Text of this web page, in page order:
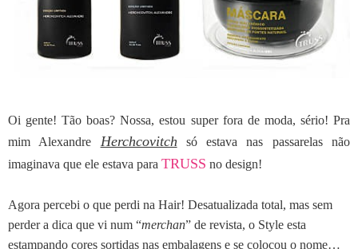
Oi gente! Tão boas?Nossa, estou super fora de moda, sério!Pra
mim Alexandre Herchcovitch só estava nas passarelas não
imaginava que ele estava para TRUSS no design!
Agora percebi o que perdi na Hair! Desatualizada total, mas sem
perder a dica que vi num “merchan” de revista, o Style esta
estampando cores sortidas nas embalagens e se colocou o nome…